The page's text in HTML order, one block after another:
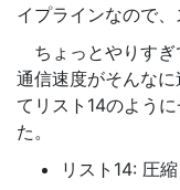
イプラインなので、
ちょっとやりすぎ
通信速度がそんなに
てリスト14のよう
た。
リスト14: 圧